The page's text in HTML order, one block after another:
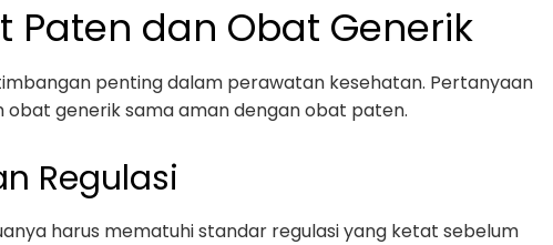
Paten dan Obat Generik
penting dalam perawatan kesehatan. Pertanyaan
obat generik sama aman dengan obat paten.
Regulasi
harus mematuhi standar regulasi yang ketat sebelum